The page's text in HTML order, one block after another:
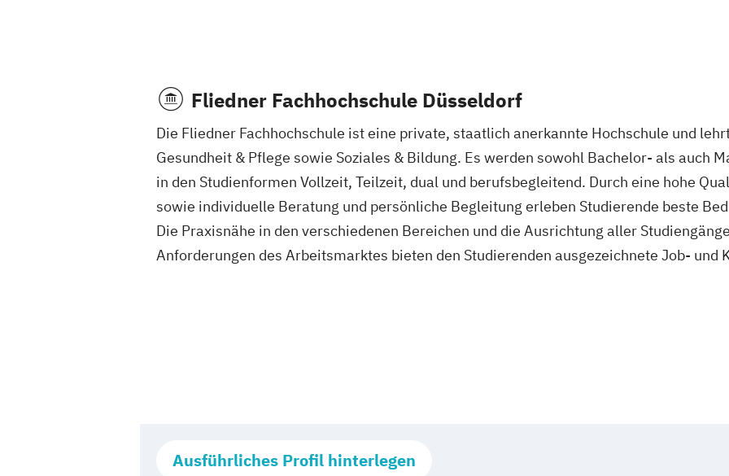
Fliedner Fachhochschule Düsseldorf
Die Fliedner Fachhochschule ist eine private, staatlich anerkannte Hochschule und
Gesundheit & Pflege sowie Soziales & Bildung. Es werden sowohl Bachelor- als auch
in den Studienformen Vollzeit, Teilzeit, dual und berufsbegleitend. Durch eine hohe
sowie individuelle Beratung und persönliche Begleitung erleben Studierende beste
Die Praxisnähe in den verschiedenen Bereichen und die Ausrichtung aller
Anforderungen des Arbeitsmarktes bieten den Studierenden ausgezeichnete Job- und
Ausführliches Profil hinterlegen